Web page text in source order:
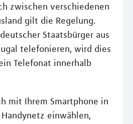
zwischen verschiedenen
gilt die Regelung.
Staatsbürger aus
telefonieren, wird dies
Telefonat innerhalb
mit Ihrem Smartphone in
einwählen,